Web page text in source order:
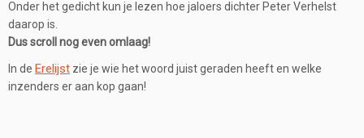
Onder het gedicht kun je lezen hoe jaloers dichter Peter Verhelst
daarop is.
Dus scroll nog even omlaag!
In de Erelijst zie je wie het woord juist geraden heeft en welke
inzenders er aan kop gaan!